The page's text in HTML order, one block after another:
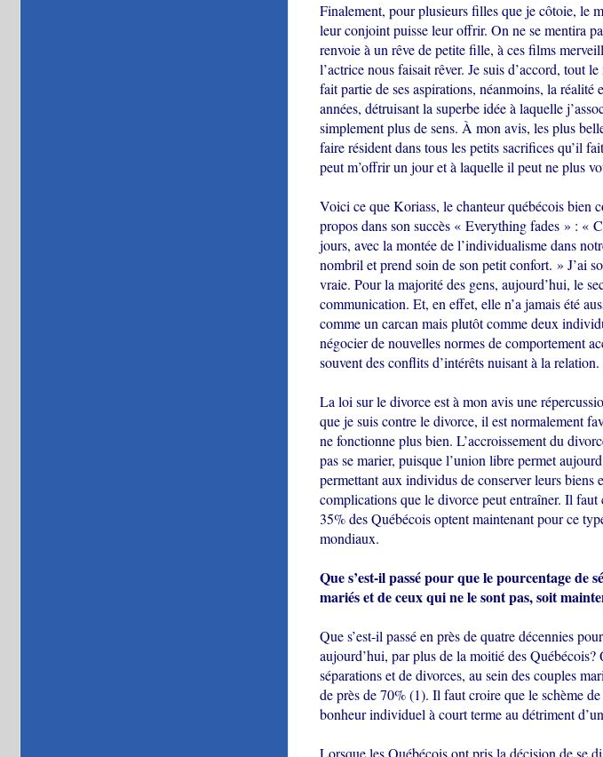
Finalement, pour plusieurs filles que je côtoie, le
leur conjoint puisse leur offrir. On ne se mentira
renvoie à un rêve de petite fille, à ces films
l’actrice nous faisait rêver. Je suis d’accord, tout
fait partie de ses aspirations, néanmoins, la réalité
années, détruisant la superbe idée à laquelle
simplement plus de sens. À mon avis, les plus
faire résident dans tous les petits sacrifices qu’il
peut m’offrir un jour et à laquelle il peut ne plus
Voici ce que Koriass, le chanteur québécois bien
propos dans son succès « Everything fades » : «
jours, avec la montée de l’individualisme dans
nombril et prend soin de son petit confort. » J’ai
vraie. Pour la majorité des gens, aujourd’hui, le
communication. Et, en effet, elle n’a jamais été
comme un carcan mais plutôt comme deux
négocier de nouvelles normes de comportement
souvent des conflits d’intérêts nuisant à la relation.
La loi sur le divorce est à mon avis une
que je suis contre le divorce, il est normalement
ne fonctionne plus bien. L’accroissement du
pas se marier, puisque l’union libre permet
permettant aux individus de conserver leurs biens
complications que le divorce peut entraîner. Il
35% des Québécois optent maintenant pour ce
mondiaux.
Que s’est-il passé pour que le pourcentage de
mariés et de ceux qui ne le sont pas, soit
Que s’est-il passé en près de quatre décennies
aujourd’hui, par plus de la moitié des Québécois?
séparations et de divorces, au sein des couples
de près de 70% (1). Il faut croire que le schème
bonheur individuel à court terme au détriment
Lorsque les Québécois ont pris la décision de se